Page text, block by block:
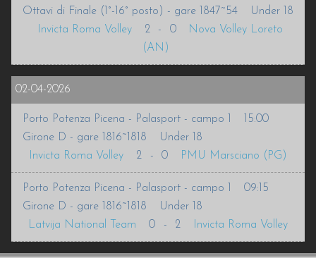
Ottavi di Finale (1°-16° posto) - gare 1847~54
Under 18
Invicta Roma Volley
2 - 0
Nova Volley Loreto
(AN)
02-04-2026
Porto Potenza Picena - Palasport - campo 1
15:00
Girone D - gare 1816~1818
Under 18
Invicta Roma Volley
2 - 0 PMU Marsciano (PG)
Porto Potenza Picena - Palasport - campo 1
09:15
Girone D - gare 1816~1818
Under 18
Latvija National Team
0 - 2 Invicta Roma Volley